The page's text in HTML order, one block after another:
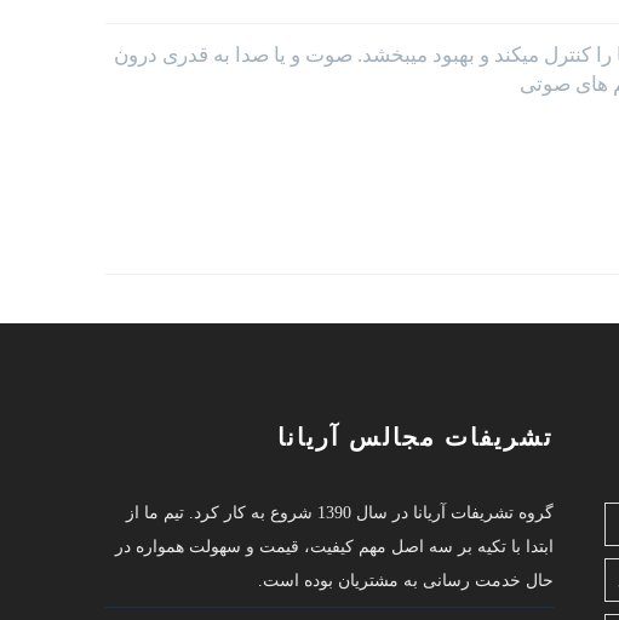
میکند و بهبود میبخشد. صوت و یا صدا به قدری درون
های صوتی
تشریفات مجالس آریانا
گروه تشریفات آریانا در سال 1390 شروع به کار کرد. تیم ما از
ابتدا با تکیه بر سه اصل مهم کیفیت، قیمت و سهولت همواره در
حال خدمت رسانی به مشتریان بوده است.